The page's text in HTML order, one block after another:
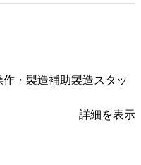
・製造補助製造スタッ
詳細を表示